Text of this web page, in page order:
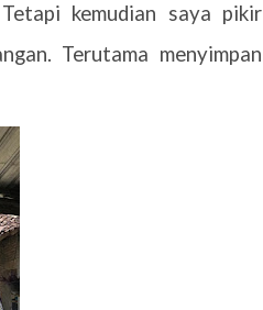
kemudian saya pikir
Terutama menyimpan